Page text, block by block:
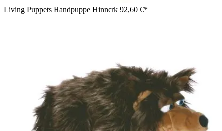
Living Puppets Handpuppe Hinnerk 92,60 €*